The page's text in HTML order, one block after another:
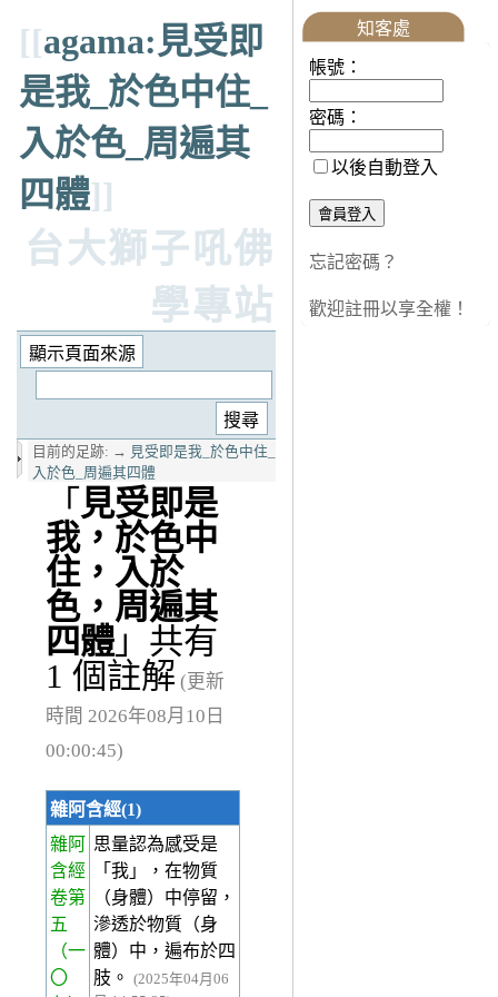
[[agama:見受即
是我_於色中住_
入於色_周遍其
四體]]
台大獅子吼佛
學專站
目前的足跡: → 見受即是我_於色中住_
入於色_周遍其四體
「 見受即是
我，於色中
住，入於
色，周遍其
四體 」共有
1 個註解 (更新
時間 2026年08月10日
00:00:45)
雜阿含經(1)
雜阿
含經
卷第
五
（一
〇
思量認為感受是
「我」，在物質
（身體）中停留，
滲透於物質（身
體）中，遍布於四
肢。
(2025年04月06
知客處
帳號：
密碼：
以後自動登入
忘記密碼？
歡迎註冊以享全權！